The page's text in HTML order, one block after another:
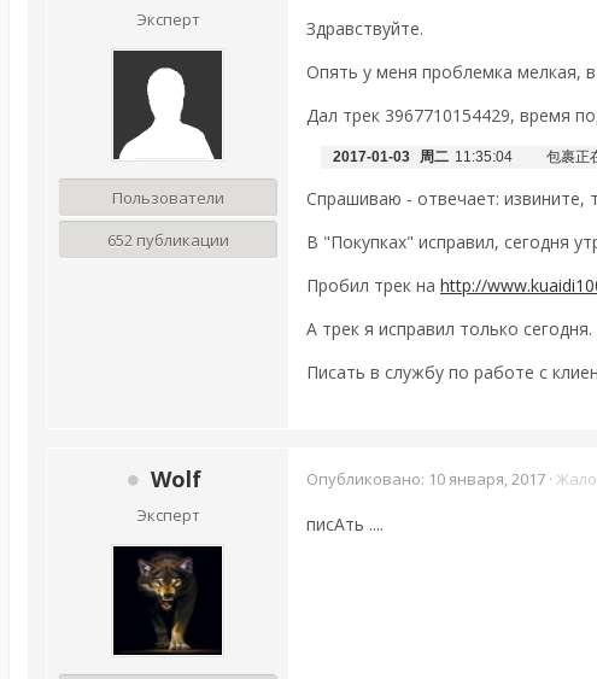
Эксперт
Пользователи
652 публикации
Здравствуйте.
Опять у меня проблемка мелкая,
Дал трек 3967710154429, время
2017-01-03 周二 11:35:04 包裹正
Спрашиваю - отвечает: извините,
В "Покупках" исправил, сегодня
Пробил трек на http://
А трек я исправил только сегодня.
Писать в службу по работе с
Wolf
Эксперт
Опубликовано: 10 января, 2017 ·
писАть ....